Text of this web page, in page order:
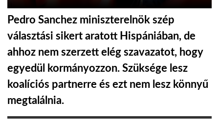
HÍR3D
Pedro Sanchez miniszterelnök szép
választási sikert aratott Hispániában, de
ahhoz nem szerzett elég szavazatot, hogy
egyedül kormányozzon. Szüksége lesz
koalíciós partnerre és ezt nem lesz könnyű
megtalálnia.